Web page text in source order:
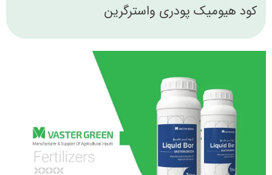
کود هیومیک پودری واسترگرین